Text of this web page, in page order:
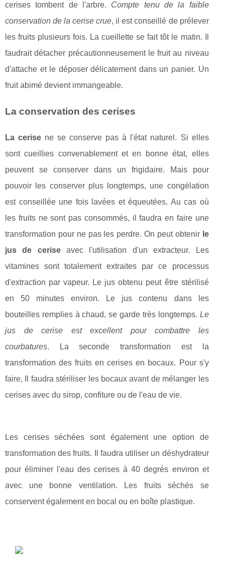
cerises tombent de l'arbre. Compte tenu de la faible
conservation de la cerise crue, il est conseillé de prélever
les fruits plusieurs fois. La cueillette se fait tôt le matin. Il
faudrait détacher précautionneusement le fruit au niveau
d'attache et le déposer délicatement dans un panier. Un
fruit abimé devient immangeable.
La conservation des cerises
La cerise ne se conserve pas à l'état naturel. Si elles
sont cueillies convenablement et en bonne état, elles
peuvent se conserver dans un frigidaire. Mais pour
pouvoir les conserver plus longtemps, une congélation
est conseillée une fois lavées et équeutées. Au cas où
les fruits ne sont pas consommés, il faudra en faire une
transformation pour ne pas les perdre. On peut obtenir le
jus de ceriseavec l'utilisation d'un extracteur. Les
vitamines sont totalement extraites par ce processus
d'extraction par vapeur. Le jus obtenu peut être stérilisé
en 50 minutes environ. Le jus contenu dans les
bouteilles remplies à chaud, se garde très longtemps. Le
jus de cerise est excellent pour combattre les
courbatures. La seconde transformation est la
transformation des fruits en cerises en bocaux. Pour s'y
faire, Il faudra stériliser les bocaux avant de mélanger les
cerises avec du sirop, confiture ou de l'eau de vie.
Les cerises séchées sont également une option de
transformation des fruits. Il faudra utiliser un déshydrateur
pour éliminer l'eau des cerises à 40 degrés environ et
avec une bonne ventilation. Les fruits séchés se
conservent également en bocal ou en boîte plastique.